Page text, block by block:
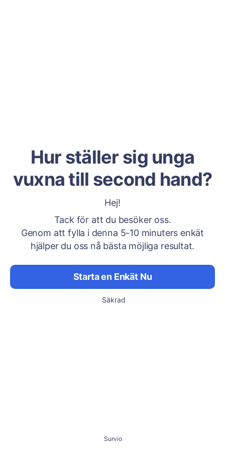
Hur ställer sig unga
vuxna till second hand?
Hej!
Tack för att du besöker oss.
Genom att fylla i denna 5-10 minuters enkät
hjälper du oss nå bästa möjliga resultat.
Starta en Enkät Nu
Säkrad
Survio